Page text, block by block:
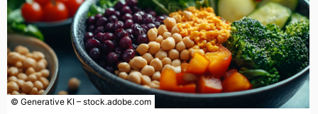
© Generative KI – stock.adobe.com